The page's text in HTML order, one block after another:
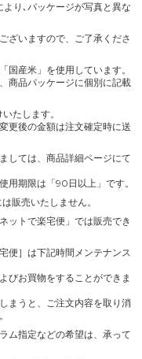
り､パッケージが写真と異な
ざいますので、ご了承くださ
国産米」を使用しています。
商品パッケージに個別に記載
たします。
更後の金額は注文確定時に送
しては、商品詳細ページにて
用期限は「90日以上」です。
販売いたしません。
ットで楽宅便」では販売でき
便］は下記時間メンテナンス
びお買物をすることができま
まうと、ご注文内容を取り消
ム指定などの希望は、承って